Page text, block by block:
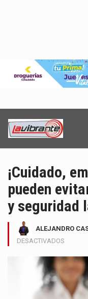
¡Cuidado,
pueden
y seguridad
ALEJANDRO
DESACTIVADOS
PUEDEN
EVITAR